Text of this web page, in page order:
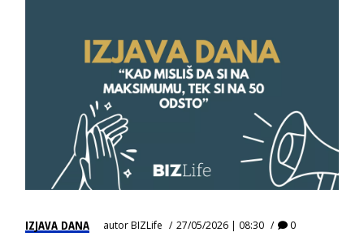
IZJAVA DANA autorBIZLife 27/05/2026 | 08:30 0